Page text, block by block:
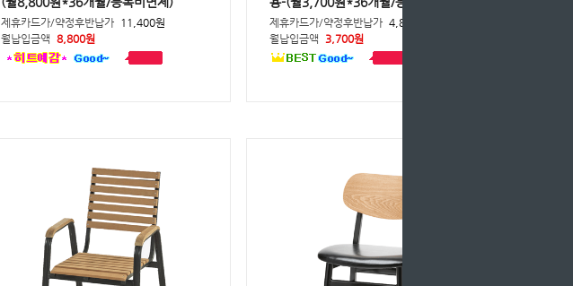
제휴카드가/약정후반납가
11,400원
월납입금액 8,800원
제휴카드가/약정후반납가 4,800원
월납입금액
3,700원